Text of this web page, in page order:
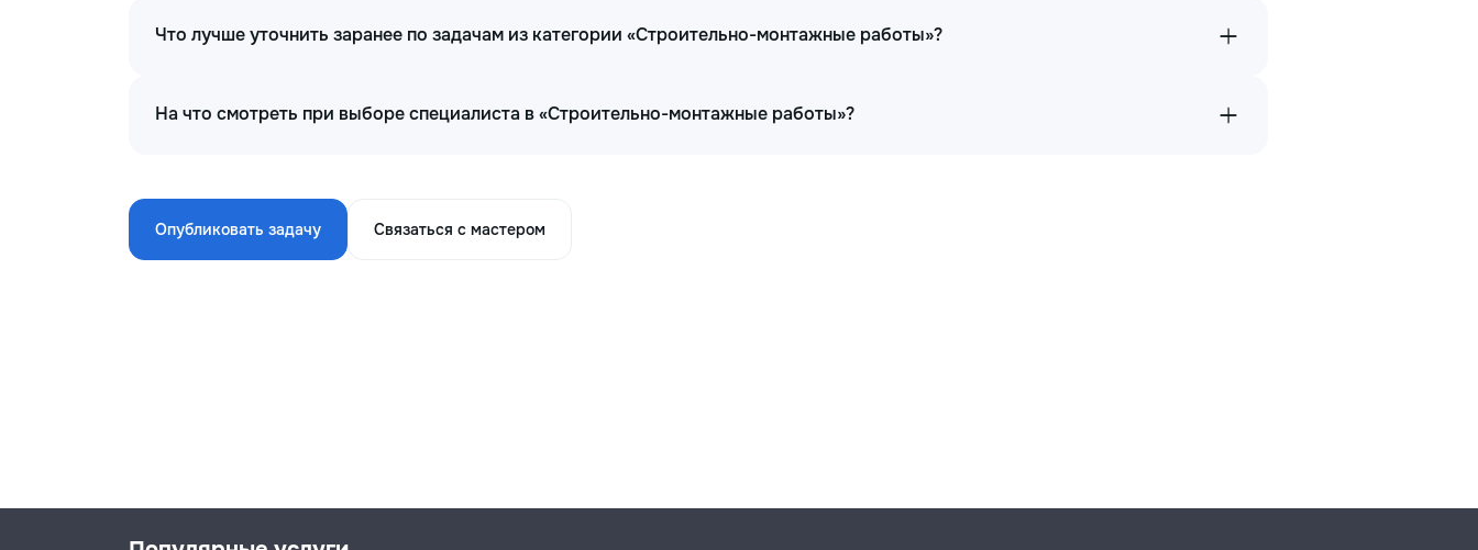
Что лучше уточнить заранее по задачам из категории «Строительно-монтажные работы»?
На что смотреть при выборе специалиста в «Строительно-монтажные работы»?
Опубликовать задачу Связаться с мастером